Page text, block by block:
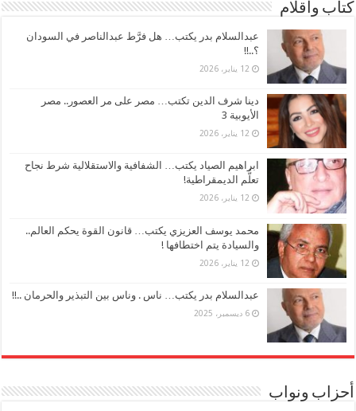
كتاب وأقلام
عبدالسلام بدر يكتب… هل فرَّط عبدالناصر في السودان
؟..!!
12 يناير، 2026
دينا شرف الدين تكتب… مصر على مر العصور.. مصر
الأيوبية 3
12 يناير، 2026
ابراهيم الصياد يكتب… الشفافية والاستقلالية شرط نجاح
تعلُّم الديمقراطية!
12 يناير، 2026
محمد يوسف العزيزي يكتب… قانون القوة يحكم العالم..
والسيادة يتم اختطافها !
12 يناير، 2026
عبدالسلام بدر يكتب… ناس . وناس بين التبذير والحرمان ..!!
6 ديسمبر، 2025
أحزاب ونواب